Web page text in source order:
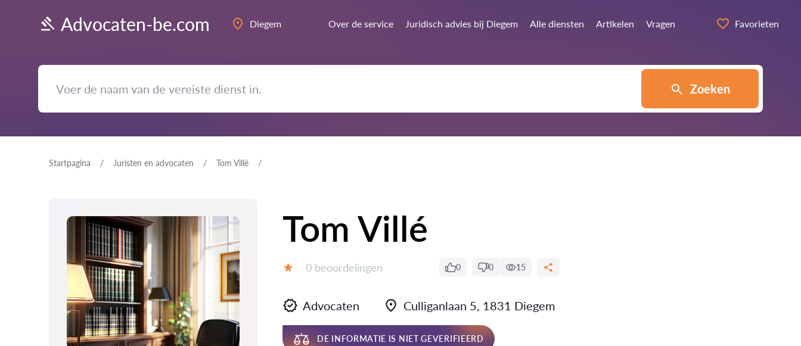
Advocaten-be.com Diegem Over de service Juridisch advies bij Diegem Alle diensten Artikelen Vragen Favorieten
Zoeken
Startpagina Juristen en advocaten Tom Villé
Tom Villé
Beoordelingen:
0 beoordelingen 0 0 15
Advocaten Culliganlaan 5, 1831 Diegem
DE INFORMATIE IS NIET GEVERIFIEERD